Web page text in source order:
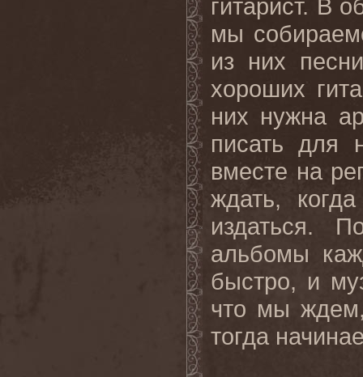
гитарист. В
мы
из них
хороших
них нужна
писать для
вместе на
ждать,
издаться.
альбомы
быстро, и
что мы
тогда